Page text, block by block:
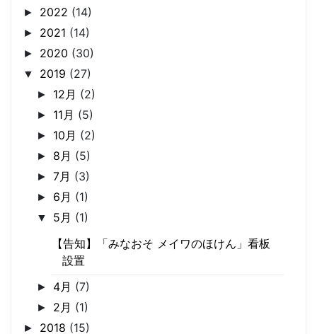
► 2022 (14)
► 2021 (14)
► 2020 (30)
▼ 2019 (27)
► 12月 (2)
► 11月 (5)
► 10月 (2)
► 8月 (5)
►7月 (3)
► 6月 (1)
▼ 5月 (1)
【告知】「みなおそ メイワのほけん」看板
設置
► 4月 (7)
► 2月 (1)
► 2018 (15)